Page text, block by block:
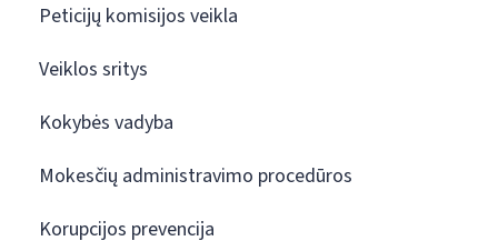
Peticijų komisijos veikla
Veiklos sritys
Kokybės vadyba
Mokesčių administravimo procedūros
Korupcijos prevencija